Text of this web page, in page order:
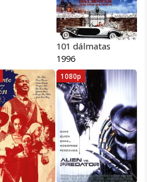
101 dálmatas
1996
1080p